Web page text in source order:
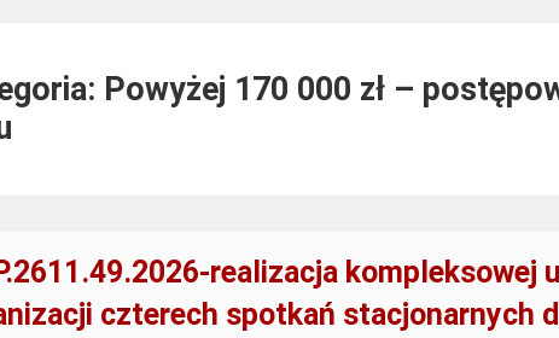
Powyżej 170 000 zł –
realizacja kompleksowej
czterech spotkań stacjonarnych